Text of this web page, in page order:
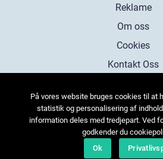
Reklame
Om oss
Cookies
Kontakt Oss
På vores website bruges cookies til at
statistik og personalisering af
information deles med tredjepart. Ved
godkender du
Ok